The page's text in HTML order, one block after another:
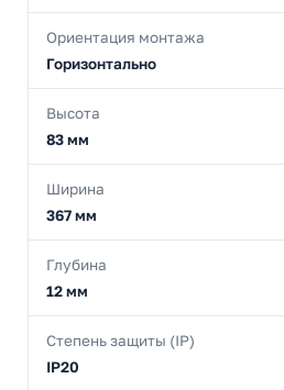
Ориентация монтажа
Горизонтально
Высота
83 мм
Ширина
367 мм
Глубина
12 мм
Степень защиты (IP)
IP20